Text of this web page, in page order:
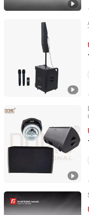
Guangzhou Haoshidai
Guangdong, China
Weifang Domc Audio
Shandong, China
Guangzhou Ruifeng